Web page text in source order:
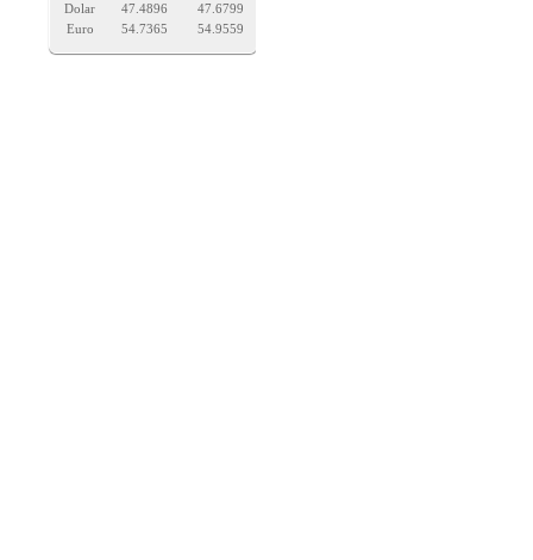
Dolar 47.4896
47.6799
Euro
54.7365 54.9559